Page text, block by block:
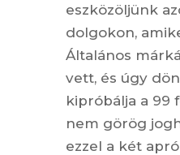
eszközöljünk
dolgokon,
Általános
vett, és úgy
kipróbálja a 99
nem görög
ezzel a két